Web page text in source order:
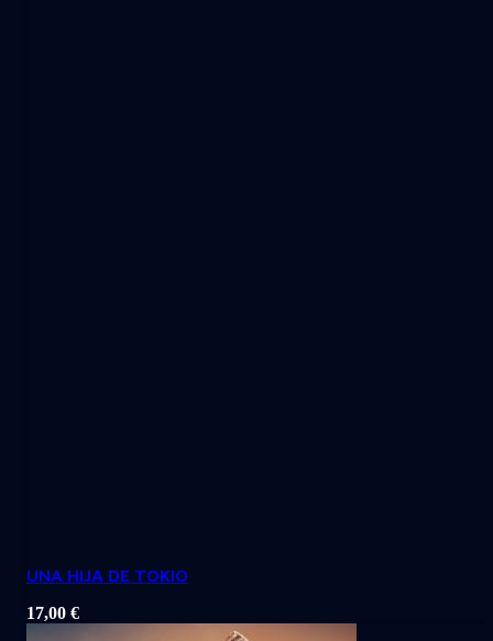
UNA HIJA DE TOKIO
17,00 €